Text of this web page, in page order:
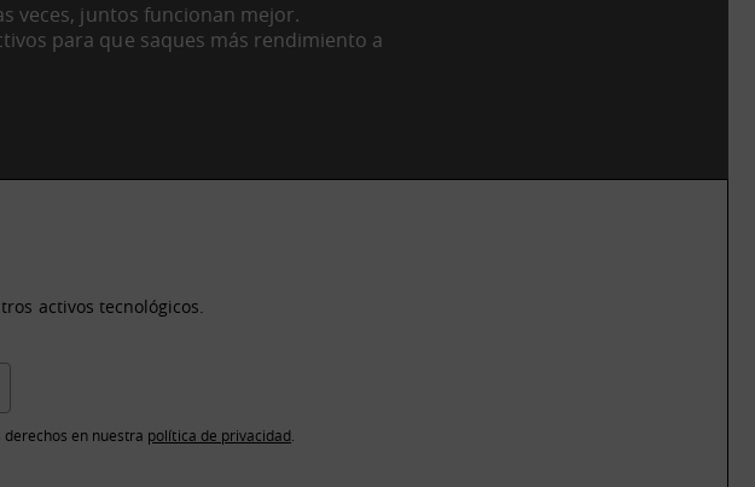
veces, juntos funcionan mejor.
para que saques más rendimiento a
activos tecnológicos.
en nuestra política de privacidad